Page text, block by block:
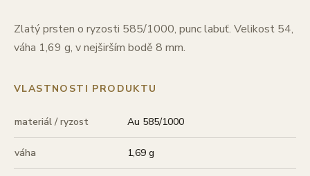
Zlatý prsten o ryzosti 585/1000, punc labuť. Velikost 54,
váha 1,69 g, v nejširším bodě 8 mm.
VLASTNOSTI PRODUKTU
materiál / ryzost Au 585/1000
váha 1,69 g